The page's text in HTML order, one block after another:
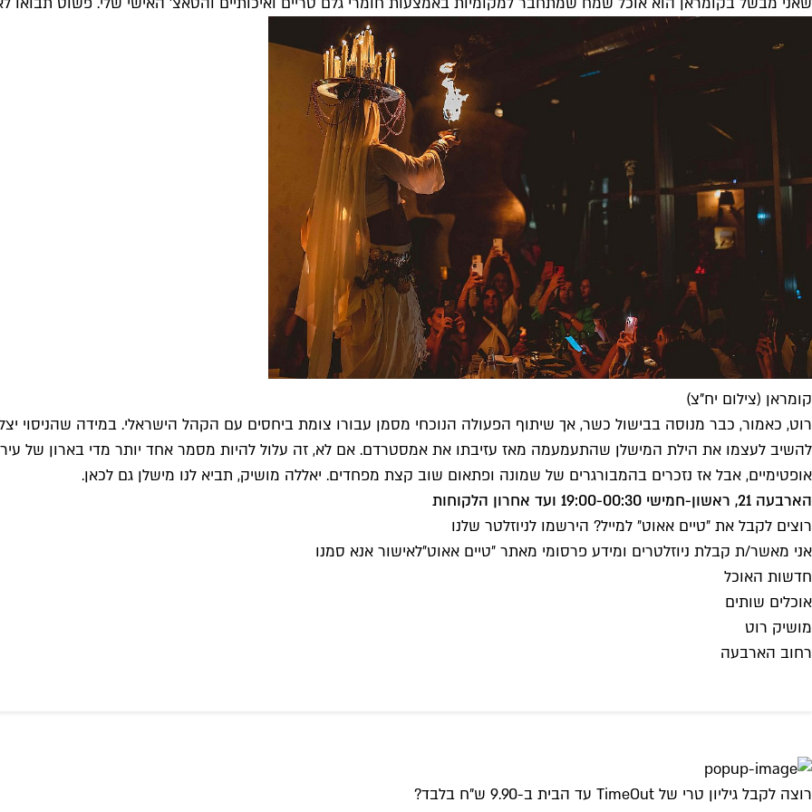
קומראן (צילום יח"צ)
רוט, כאמור, כבר מנוסה בבישול כשר, אך שיתוף הפעולה הנוכחי מסמן עבורו צומת ביחסים עם הקהל הישראלי. במידה שהניסוי
להשיב לעצמו את הילת המישלן שהתעמעמה מאז עזיבתו את אמסטרדם. אם לא, זה עלול להיות מסמר אחד יותר מדי בארון של
אופטימיים, אבל אז נזכרים בהמבורגרים של שמונה ופתאום שוב קצת מפחדים. יאללה מושיק, תביא לנו מישלן גם לכאן.
הארבעה 21, ראשון-חמישי 19:00-00:30 ועד אחרון הלקוחות
רוצים לקבל את ״טיים אאוט״ למייל? הירשמו לניוזלטר שלנו
אני מאשר/ת קבלת ניוזלטרים ומידע פרסומי מאתר ״טיים אאוט״לאישור אנא סמנו
חדשות האוכל
אוכלים שותים
מושיק רוט
רחוב הארבעה
רוצה לקבל גיליון טרי של TimeOut עד הבית ב-9.90 ש"ח בלבד?